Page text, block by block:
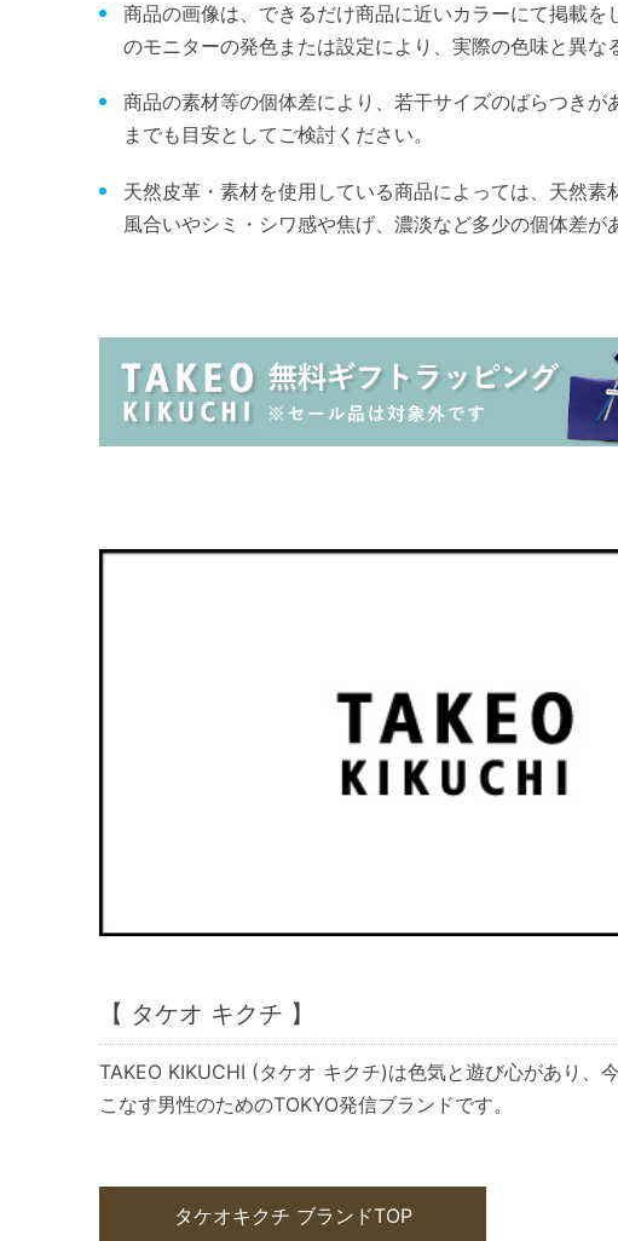
商品の画像は、できるだけ商品に近いカラーにて掲載を
のモニターの発色または設定により、実際の色味と異な
商品の素材等の個体差により、若干サイズのばらつきが
までも目安としてご検討ください。
天然皮革・素材を使用している商品によっては、天然素
風合いやシミ・シワ感や焦げ、濃淡など多少の個体差が
【 タケオ キクチ 】
TAKEO KIKUCHI (タケオ キクチ)は色気と遊び心があり、
こなす男性のためのTOKYO発信ブランドです。
タケオキクチ ブランドTOP